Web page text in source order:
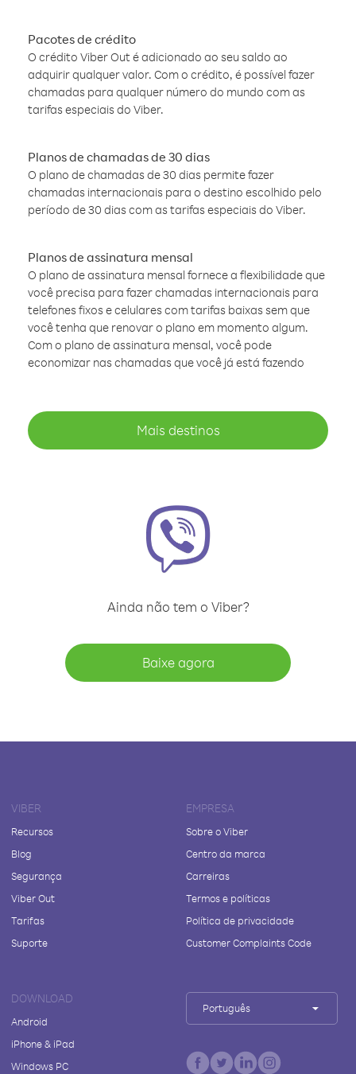
Pacotes de crédito
O crédito Viber Out é adicionado ao seu saldo ao
adquirir qualquer valor. Com o crédito, é possível fazer
chamadas para qualquer número do mundo com as
tarifas especiais do Viber.
Planos de chamadas de 30 dias
O plano de chamadas de 30 dias permite fazer
chamadas internacionais para o destino escolhido pelo
período de 30 dias com as tarifas especiais do Viber.
Planos de assinatura mensal
O plano de assinatura mensal fornece a flexibilidade que
você precisa para fazer chamadas internacionais para
telefones fixos e celulares com tarifas baixas sem que
você tenha que renovar o plano em momento algum.
Com o plano de assinatura mensal, você pode
economizar nas chamadas que você já está fazendo
Mais destinos
Ainda não tem o Viber?
Baixe agora
VIBER
Recursos
Blog
Segurança
Viber Out
Tarifas
Suporte
EMPRESA
Sobre o Viber
Centro da marca
Carreiras
Termos e políticas
Política de privacidade
Customer Complaints Code
DOWNLOAD
Android
iPhone & iPad
Windows PC
Português